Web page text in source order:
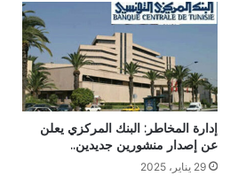
إدارة المخاطر: البنك المركزي يعلن
عن إصدار منشورين جديدين..
29 يناير، 2025